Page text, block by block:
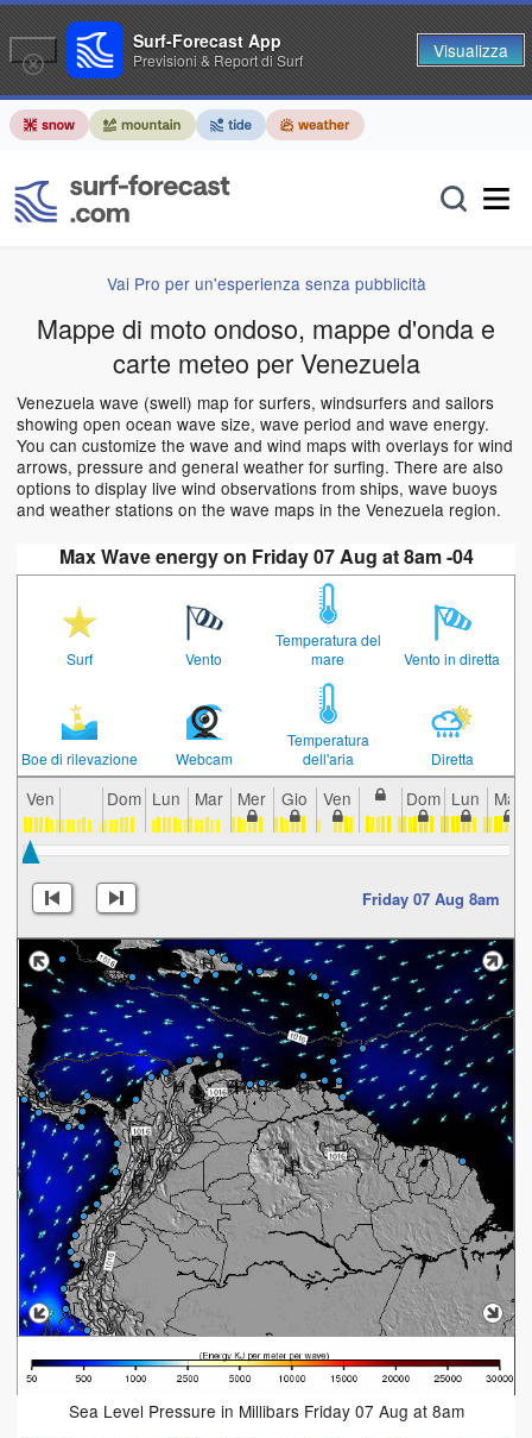
Vai Pro per un'esperienza senza pubblicità
Mappe di moto ondoso, mappe d'onda e
carte meteo per Venezuela
Venezuela wave (swell) map for surfers, windsurfers and sailors
showing open ocean wave size, wave period and wave energy.
You can customize the wave and wind maps with overlays for wind
arrows, pressure and general weather for surfing. There are also
options to display live wind observations from ships, wave buoys
and weather stations on the wave maps in the Venezuela region.
Max Wave energy on Friday 07 Aug at 8am -04
Surf Vento
Temperatura del
mare
Vento in diretta
Boe di rilevazione Webcam
Temperatura
dell'aria
Diretta
Ven Dom Lun Mar Mer Gio Ven Dom Lun Mar
Friday 07 Aug 8am
Sea Level Pressure in Millibars Friday 07 Aug at 8am
Surf-Forecast App
Previsioni & Report di Surf Visualizza